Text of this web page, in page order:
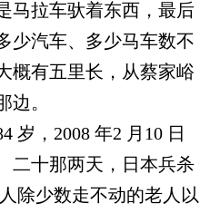
马拉车驮着东西，最后
少汽车、多少马车数不
概有五里长，从蔡家峪
边。
，2008 年2 月10 日
二十那两天，日本兵杀
除少数走不动的老人以